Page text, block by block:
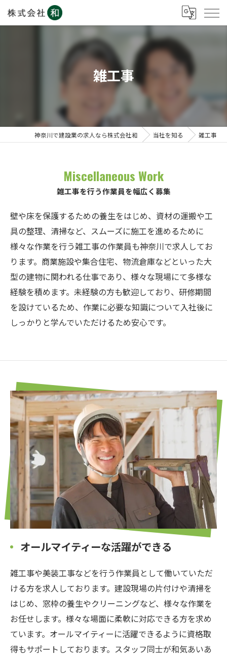
雑工事
神奈川で建設業の求人なら株式会社和 当社を知る 雑工事
雑工事を行う作業員を幅広く募集
Miscellaneous Work
壁や床を保護するための養生をはじめ、資材の運搬や工
具の整理、清掃など、スムーズに施工を進めるために
様々な作業を行う雑工事の作業員も神奈川で求人してお
ります。商業施設や集合住宅、物流倉庫などといった大
型の建物に関われる仕事であり、様々な現場にて多様な
経験を積めます。未経験の方も歓迎しており、研修期間
を設けているため、作業に必要な知識について入社後に
しっかりと学んでいただけるため安心です。
オールマイティーな活躍ができる
雑工事や美装工事などを行う作業員として働いていただ
ける方を求人しております。建設現場の片付けや清掃を
はじめ、窓枠の養生やクリーニングなど、様々な作業を
お任せします。様々な場面に柔軟に対応できる方を求め
ています。オールマイティーに活躍できるように資格取
得もサポートしております。スタッフ同士が和気あいあ